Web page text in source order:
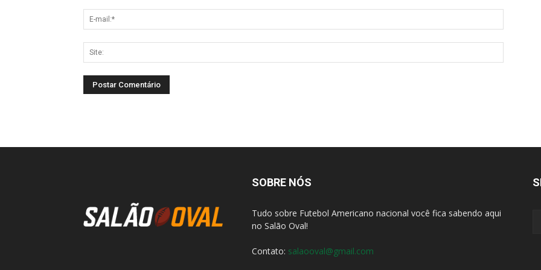
SOBRE NÓS
Tudo sobre Futebol Americano nacional você fica sabendo aqui
no Salão Oval!
Contato: salaooval@gmail.com